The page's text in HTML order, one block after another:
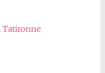
Tatironne